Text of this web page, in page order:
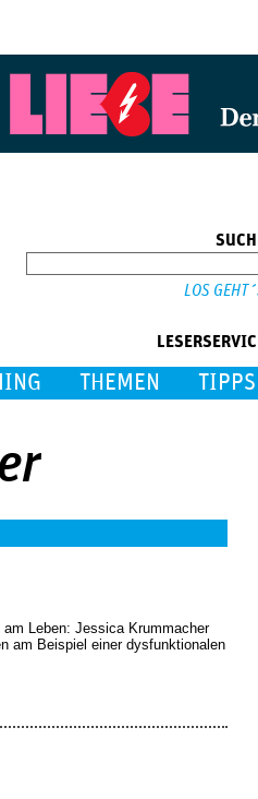
THEMEN TIPPS
Leben: Jessica Krummacher
am Beispiel einer dysfunktionalen